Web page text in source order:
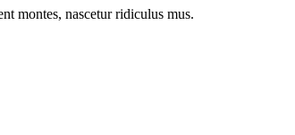
montes, nascetur ridiculus mus.